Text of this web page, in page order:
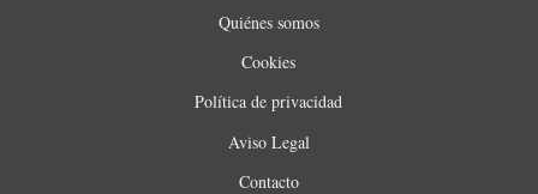
Quiénes somos
Cookies
Política de privacidad
Aviso Legal
Contacto